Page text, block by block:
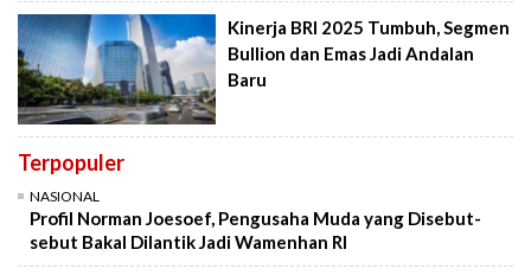
Kinerja BRI 2025 Tumbuh, Segmen
Bullion dan Emas Jadi Andalan
Baru
Terpopuler
NASIONAL
Profil Norman Joesoef, Pengusaha Muda yang Disebut-
sebut Bakal Dilantik Jadi Wamenhan RI